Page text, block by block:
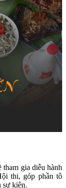
gia diễu hành
thi, góp phần tô
sự kiện.